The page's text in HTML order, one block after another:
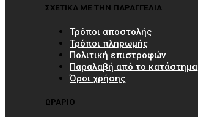
ΣΧΕΤΙΚΑ ΜΕ ΤΗΝ ΠΑΡΑΓΓΕΛΙΑ
Τρόποι αποστολής
Τρόποι πληρωμής
Πολιτική επιστροφών
Παραλαβή από το κατάστημα
Όροι χρήσης
ΩΡΑΡΙΟ